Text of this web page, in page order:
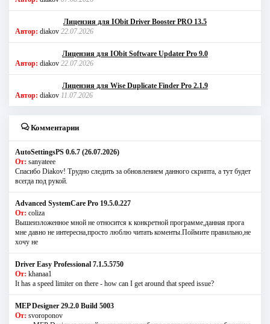
Лицензия для IObit Driver Booster PRO 13.5
Автор: diakov 22.07.2026
Лицензия для IObit Software Updater Pro 9.0
Автор: diakov 22.07.2026
Лицензия для Wise Duplicate Finder Pro 2.1.9
Автор: diakov 11.07.2026
Комментарии
AutoSettingsPS 0.6.7 (26.07.2026)
От: sanyateee
Спасибо Diakov! Трудно следить за обновлением данного скрипта, а тут будет
всегда под рукой.
Advanced SystemCare Pro 19.5.0.227
От: coliza
Вышеизложенное мной не относится к конкретной программе,данная прога
мне давно не интересна,просто люблю читать коменты.Поймите правильно,не
хочу не
Driver Easy Professional 7.1.5.5750
От: khanaa1
It has a speed limiter on there - how can I get around that speed issue?
MEP Designer 29.2.0 Build 5003
От: svoroponov